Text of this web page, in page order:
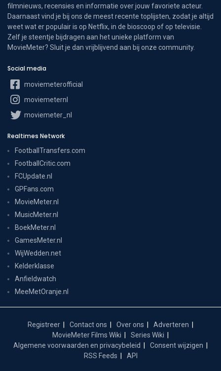
filmnieuws, recensies en informatie over jouw favoriete acteur.
Daarnaast vind je bij ons de meest recente toplijsten, zodat je altijd
weet wat er populair is op Netflix, in de bioscoop of op televisie.
Zelf je steentje bijdragen aan het unieke platform van
MovieMeter? Sluit je dan vrijblijvend aan bij onze community.
Social media
moviemeterofficial
moviemeternl
moviemeter_nl
Realtimes Network
FootballTransfers.com
FootballCritic.com
FCUpdate.nl
GPFans.com
MovieMeter.nl
MusicMeter.nl
BoekMeter.nl
GamesMeter.nl
WijWedden.net
Kelderklasse
Anfieldwatch
MeeMetOranje.nl
Registreer Contact ons Over ons
Adverteren
MovieMeter Films Wiki
Series Wiki
Algemene voorwaarden en privacybeleid
Consent wijzigen
RSS Feeds
API